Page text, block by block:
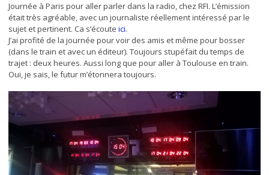
Journée à Paris pour aller parler dans la radio, chez RFI. L’émission
était très agréable, avec un journaliste réellement intéressé par le
sujet et pertinent. Ca s’écoute ici.
J’ai profité de la journée pour voir des amis et même pour bosser
(dans le train et avec un éditeur). Toujours stupéfait du temps de
trajet : deux heures. Aussi long que pour aller à Toulouse en train.
Oui, je sais, le futur m’étonnera toujours.